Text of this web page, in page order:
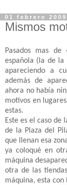
01 febrero 2009
Mismos
Pasados mas
española (la de la
apareciendo a
además de
ahora no había
motivos en
estas.
Este es el caso de
de la Plaza del
que llenan esa
ya coloqué en
máquina
otra de las
máquina, esta con